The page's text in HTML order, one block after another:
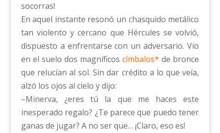
socorras!
En aquel instante resonó un chasquido metálico
tan violento y cercano que Hércules se volvió,
dispuesto a enfrentarse con un adversario. Vio
en el suelo dos magníficoscímbalos* de bronce
que relucían al sol. Sin dar crédito a lo que veía,
alzó los ojos al cielo y dijo:
–Minerva, ¿eres tú la que me haces este
inesperado regalo? ¿Te parece que puedo tener
ganas de jugar? A no ser que… ¡Claro, eso es!